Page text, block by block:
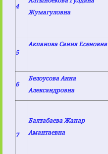
4
Жумагуловна
5
Акпанова Сания Есеновна
6
Белоусова Анна
Александровна
7
Балтабаева Жанар
Амантаевна